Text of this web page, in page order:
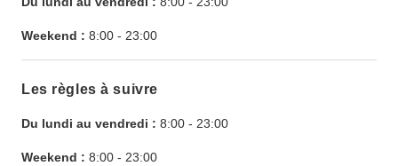
Weekend : 8:00 - 23:00
Les règles à suivre
Du lundi au vendredi : 8:00 - 23:00
Weekend : 8:00 - 23:00